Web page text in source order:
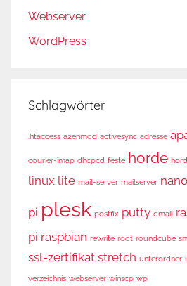
Webserver
WordPress
Schlagwörter
.htaccess a2enmod activesync adresse
courier-imap dhcpcd feste horde
linux lite mail-server mailserver nano
pi plesk postfix putty qmail
pi raspbian rewrite root roundcube
ssl-zertifikat stretch unterordner
verzeichnis webserver winscp wp